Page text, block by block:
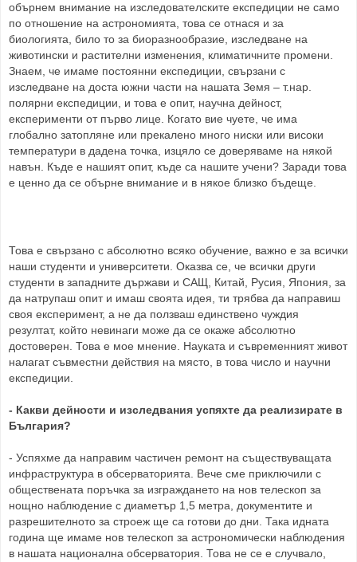
обърнем внимание на изследователските експедиции не само
по отношение на астрономията, това се отнася и за
биологията, било то за биоразнообразие, изследване на
животински и растителни изменения, климатичните промени.
Знаем, че имаме постоянни експедиции, свързани с
изследване на доста южни части на нашата Земя – т.нар.
полярни експедиции, и това е опит, научна дейност,
експерименти от първо лице. Когато вие чуете, че има
глобално затопляне или прекалено много ниски или високи
температури в дадена точка, изцяло се доверяваме на някой
навън. Къде е нашият опит, къде са нашите учени? Заради това
е ценно да се обърне внимание и в някое близко бъдеще.
Това е свързано с абсолютно всяко обучение, важно е за всички
наши студенти и университети. Оказва се, че всички други
студенти в западните държави и САЩ, Китай, Русия, Япония, за
да натрупаш опит и имаш своята идея, ти трябва да направиш
своя експеримент, а не да ползваш единствено чуждия
резултат, който невинаги може да се окаже абсолютно
достоверен. Това е мое мнение. Науката и съвременният живот
налагат съвместни действия на място, в това число и научни
експедиции.
- Какви дейности и изследвания успяхте да реализирате в
България?
- Успяхме да направим частичен ремонт на съществуващата
инфраструктура в обсерваторията. Вече сме приключили с
обществената поръчка за изграждането на нов телескоп за
нощно наблюдение с диаметър 1,5 метра, документите и
разрешителното за строеж ще са готови до дни. Така идната
година ще имаме нов телескоп за астрономически наблюдения
в нашата национална обсерватория. Това не се е случвало,